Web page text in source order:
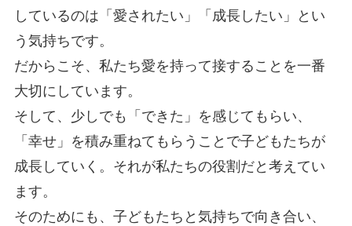
しているのは「愛されたい」「成長したい」とい
う気持ちです。
だからこそ、私たち愛を持って接することを一番
大切にしています。
そして、少しでも「できた」を感じてもらい、
「幸せ」を積み重ねてもらうことで子どもたちが
成長していく。それが私たちの役割だと考えてい
ます。
そのためにも、子どもたちと気持ちで向き合い、